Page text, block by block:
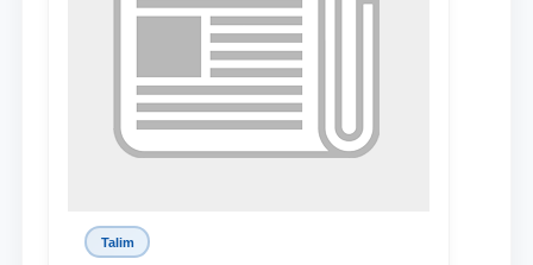
Talim